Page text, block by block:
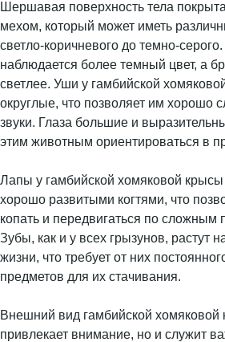
Шершавая поверхность тела
мехом, который может иметь
светло-коричневого до темно-
наблюдается более темный цвет, а
светлее. Уши у гамбийской
округлые, что позволяет им хорошо
звуки. Глаза большие и
этим животным ориентироваться в
Лапы у гамбийской хомяковой крысы
хорошо развитыми когтями, что
копать и передвигаться по
Зубы, как и у всех грызунов, растут
жизни, что требует от них
предметов для их стачивания.
Внешний вид гамбийской хомяковой
привлекает внимание, но и служит